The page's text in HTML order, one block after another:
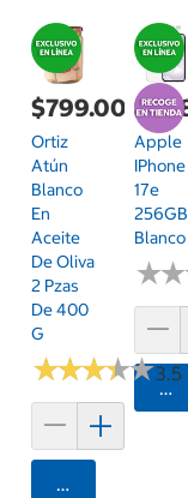
$799.00
Ortiz
Atún
Blanco
En
Aceite
De Oliva
2 Pzas
De 400
G
★★★★★
★★★★★3.5
Agregar
Apple
IPhone
17e
256GB
Blanco
★★
★★